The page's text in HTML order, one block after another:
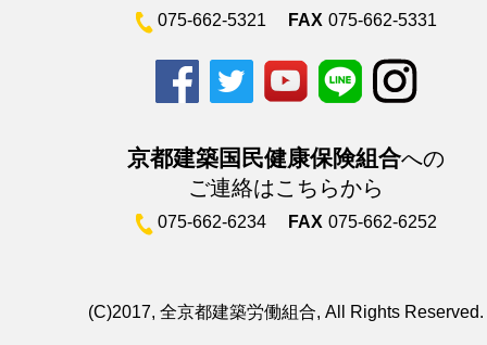
075-662-5321 FAX 075-662-5331
京都建築国民健康保険組合への
ご連絡はこちらから
075-662-6234 FAX 075-662-6252
(C)2017, 全京都建築労働組合, All Rights Reserved.